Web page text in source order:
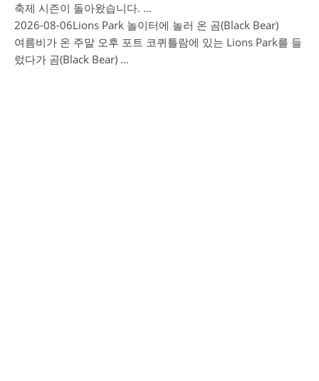
축제 시즌이 돌아왔습니다. …
2026-08-06Lions Park 놀이터에 놀러 온 곰(Black Bear)
여름비가 온 주말 오후 포트 코퀴틀람에 있는 Lions Park를 들
렀다가 곰(Black Bear) …